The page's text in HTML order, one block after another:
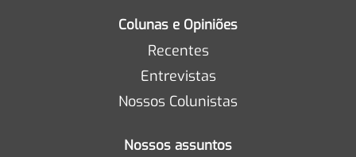
Colunas e Opiniões
Recentes
Entrevistas
Nossos Colunistas
Nossos assuntos